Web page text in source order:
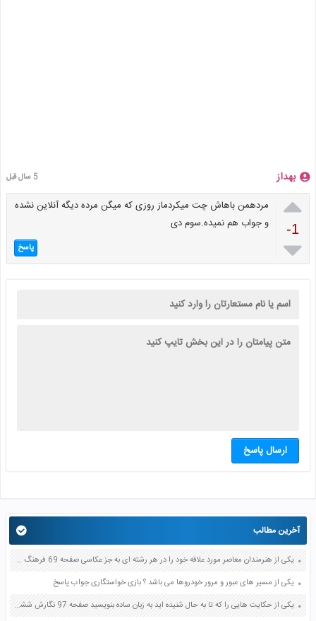
بهداز 5 سال قبل

-1

مردهمن باهاش چت میکردماز روزی که میگن مرده دیگه آنلاین نشده
و جواب هم نمیده.سوم دی
پاسخ
ارسال پاسخ
آخرین مطالب
یکی از هنرمندان معاصر مورد علاقه خود را در هر رشته ای به جز عکاسی صفحه 69 فرهنگ و هنر نهم
یکی از مسیر های عبور و مرور خودروها می باشد ؟ بازی خواستگاری جواب پاسخ
یکی از حکایت هایی را که تا به حال شنیده اید به زبان ساده بنویسید صفحه 97 نگارش ششم دبستان